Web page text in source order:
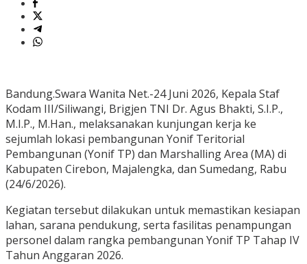
Bandung.Swara Wanita Net.-24 Juni 2026, Kepala Staf
Kodam III/Siliwangi, Brigjen TNI Dr. Agus Bhakti, S.I.P.,
M.I.P., M.Han., melaksanakan kunjungan kerja ke
sejumlah lokasi pembangunan Yonif Teritorial
Pembangunan (Yonif TP) dan Marshalling Area (MA) di
Kabupaten Cirebon, Majalengka, dan Sumedang, Rabu
(24/6/2026).
Kegiatan tersebut dilakukan untuk memastikan kesiapan
lahan, sarana pendukung, serta fasilitas penampungan
personel dalam rangka pembangunan Yonif TP Tahap IV
Tahun Anggaran 2026.